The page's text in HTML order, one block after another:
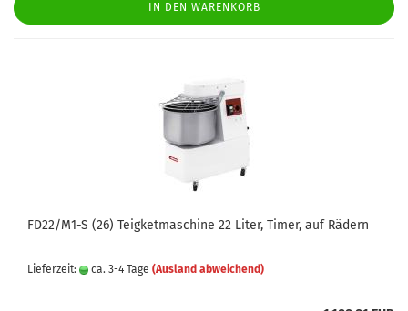
IN DEN WARENKORB
FD22/M1-S (26) Teigketmaschine 22 Liter, Timer, auf Rädern
Lieferzeit: ca. 3-4 Tage (Ausland abweichend)